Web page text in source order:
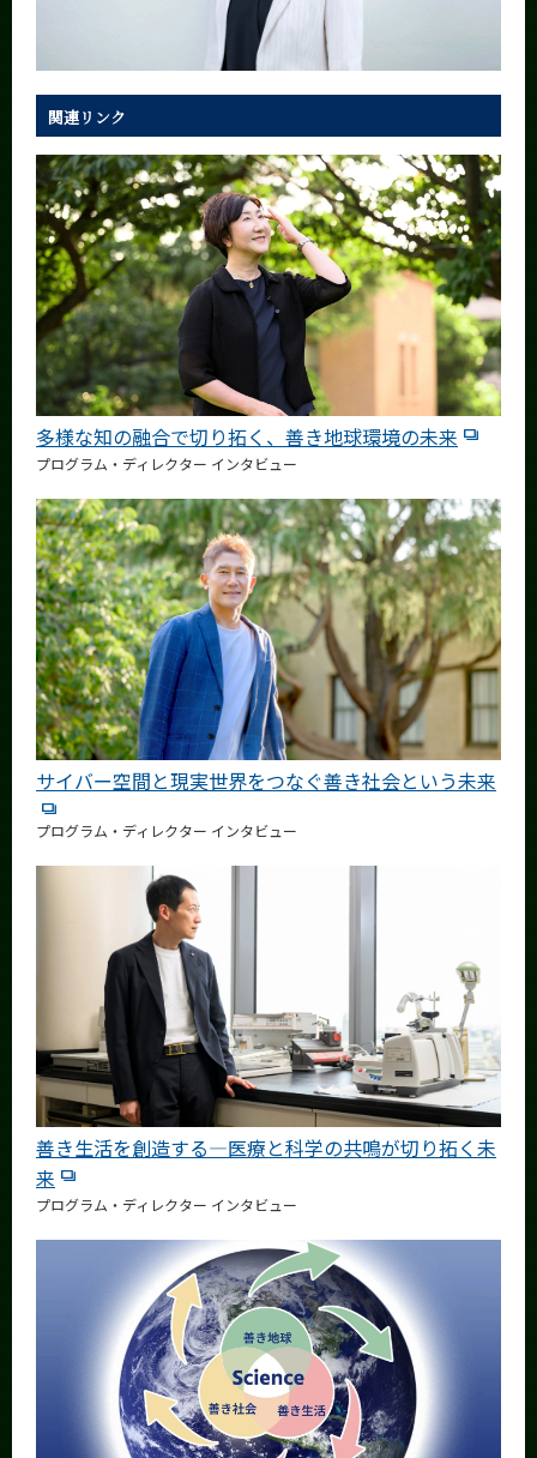
関連リンク
多様な知の融合で切り拓く、善き地球環境の未来
プログラム・ディレクター インタビュー
サイバー空間と現実世界をつなぐ善き社会という未来
プログラム・ディレクター インタビュー
善き生活を創造する―医療と科学の共鳴が切り拓く未
来
プログラム・ディレクター インタビュー